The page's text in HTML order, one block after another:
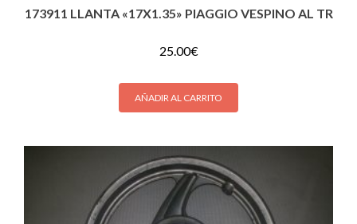
173911 LLANTA «17X1.35» PIAGGIO VESPINO AL TR
25.00€
AÑADIR AL CARRITO